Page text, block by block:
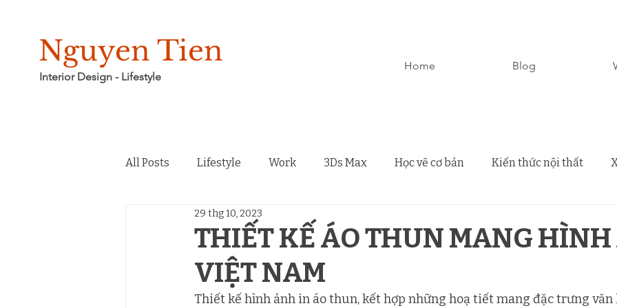
Nguyen Tien
Interior Design - Lifestyle
Home Blog
All Posts Lifestyle Work 3Ds Max Học vẽ cơ bản Kiến thức nội thất
Không gian và câu chuyện
THIẾT KẾ ÁO THUN MANG
VIỆT NAM
29 thg 10, 2023
Thiết kế hình ảnh in áo thun, kết hợp những hoạ tiết mang đặc trưng